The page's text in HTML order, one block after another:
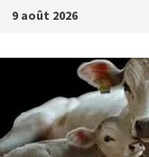
Passer
contenu
9 août 2026